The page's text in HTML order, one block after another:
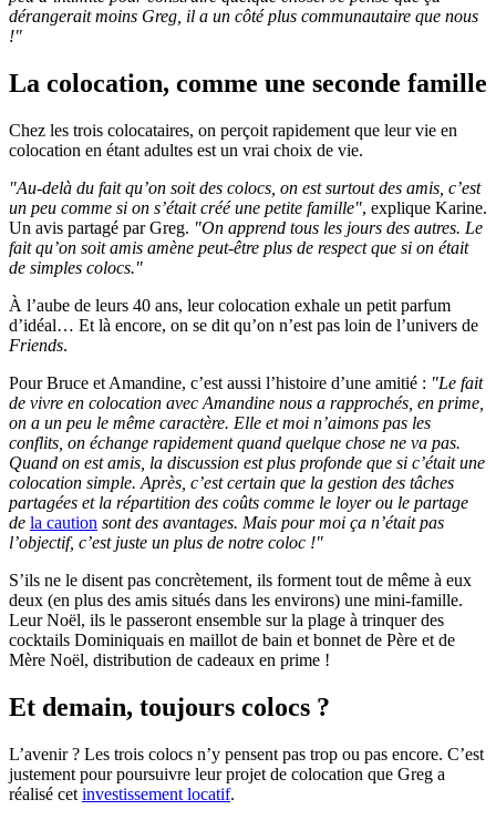
dérangerait moins Greg, il a un côté plus communautaire que nous
!"
La colocation, comme une seconde famille
Chez les trois colocataires, on perçoit rapidement que leur vie en
colocation en étant adultes est un vrai choix de vie.
"Au-delà du fait qu’on soit des colocs, on est surtout des amis, c’est
un peu comme si on s’était créé une petite famille", explique Karine.
Un avis partagé par Greg. "On apprend tous les jours des autres. Le
fait qu’on soit amis amène peut-être plus de respect que si on était
de simples colocs."
À l’aube de leurs 40 ans, leur colocation exhale un petit parfum
d’idéal… Et là encore, on se dit qu’on n’est pas loin de l’univers de
Friends.
Pour Bruce et Amandine, c’est aussi l’histoire d’une amitié : "Le fait
de vivre en colocation avec Amandine nous a rapprochés, en prime,
on a un peu le même caractère. Elle et moi n’aimons pas les
conflits, on échange rapidement quand quelque chose ne va pas.
Quand on est amis, la discussion est plus profonde que si c’était une
colocation simple. Après, c’est certain que la gestion des tâches
partagées et la répartition des coûts comme le loyer ou le partage
de la caution sont des avantages. Mais pour moi ça n’était pas
l’objectif, c’est juste un plus de notre coloc !"
S’ils ne le disent pas concrètement, ils forment tout de même à eux
deux (en plus des amis situés dans les environs) une mini-famille.
Leur Noël, ils le passeront ensemble sur la plage à trinquer des
cocktails Dominiquais en maillot de bain et bonnet de Père et de
Mère Noël, distribution de cadeaux en prime !
Et demain, toujours colocs ?
L’avenir ? Les trois colocs n’y pensent pas trop ou pas encore. C’est
justement pour poursuivre leur projet de colocation que Greg a
réalisé cet investissement locatif.